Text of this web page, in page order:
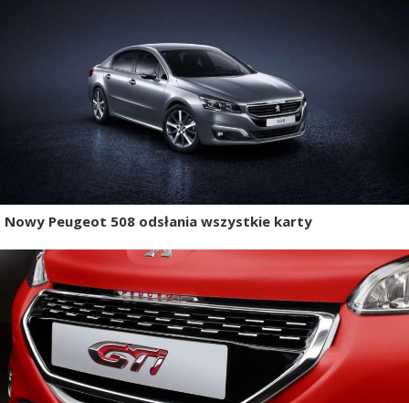
Nowy Peugeot 508 odsłania wszystkie karty